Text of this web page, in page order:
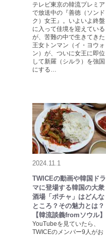
テレビ東京の韓流プレミア
で放送中の『善徳（ソンド
ク）女王』。いよいよ終盤
に入って佳境を迎えている
が、苦難の中で生きてきた
王女トンマン（イ・ヨウォ
ン）が、ついに女王に即位
して新羅（シルラ）を強国
にする…
2024.11.1
TWICEの動画や韓国ドラ
マに登場する韓国の大衆
酒場「ポチャ」はどんな
ところ？その魅力とは？
【韓流談義fromソウル】
YouTubeを見ていたら、
TWICEのメンバー9人がお